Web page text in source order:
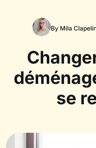
By Mila
se